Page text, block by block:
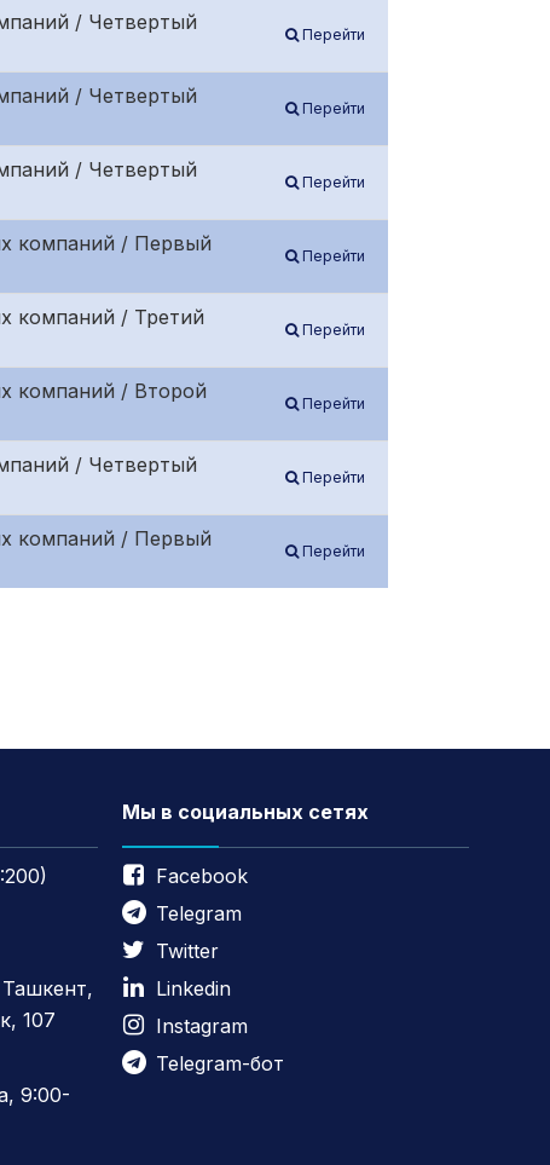
/ Четвертый
Перейти
/ Четвертый
Перейти
/ Четвертый
Перейти
компаний / Первый
Перейти
компаний / Третий
Перейти
компаний / Второй
Перейти
/ Четвертый
Перейти
компаний / Первый
Перейти
Ташкент,
107
9:00-
Мы в социальных сетях
Facebook
Telegram
Twitter
Linkedin
Instagram
Telegram-бот